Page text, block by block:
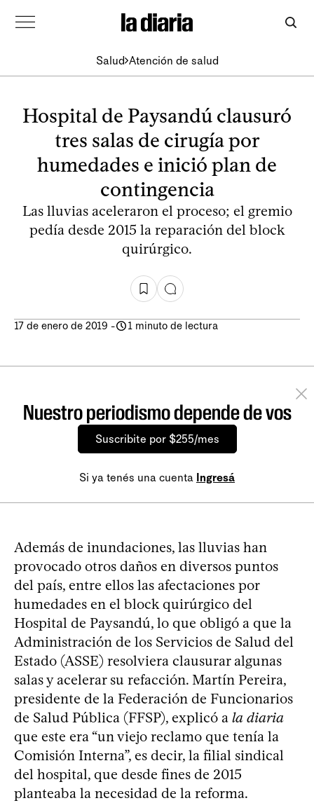
Salud Atención de salud
Hospital de Paysandú clausuró
tres salas de cirugía por
humedades e inició plan de
contingencia
Las lluvias aceleraron el proceso; el gremio
pedía desde 2015 la reparación del block
quirúrgico.
17 de enero de 2019 - 1 minuto de lectura
Nuestro periodismo depende de vos
Suscribite por $255/mes
Si ya tenés una cuenta Ingresá
Además de inundaciones, las lluvias han
provocado otros daños en diversos puntos
del país, entre ellos las afectaciones por
humedades en el block quirúrgico del
Hospital de Paysandú, lo que obligó a que la
Administración de los Servicios de Salud del
Estado (ASSE) resolviera clausurar algunas
salas y acelerar su refacción. Martín Pereira,
presidente de la Federación de Funcionarios
de Salud Pública (FFSP), explicó a la diaria
que este era “un viejo reclamo que tenía la
Comisión Interna”, es decir, la filial sindical
del hospital, que desde fines de 2015
planteaba la necesidad de la reforma.